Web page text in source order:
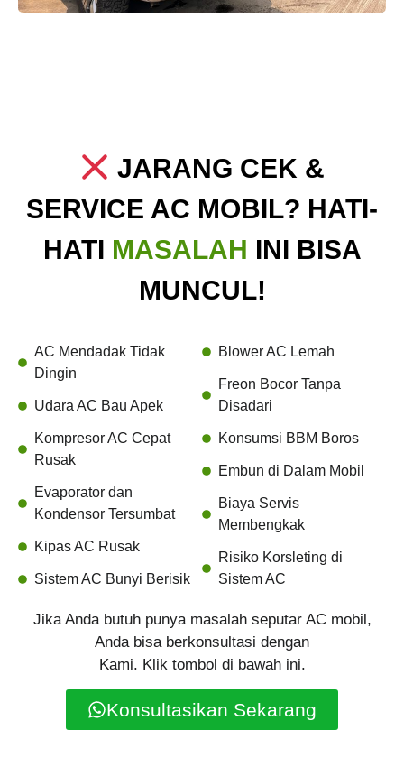
JARANG CEK &
SERVICE AC MOBIL? HATI-
HATI MASALAH INI BISA
MUNCUL!
AC Mendadak Tidak
Dingin
Udara AC Bau Apek
Kompresor AC Cepat
Rusak
Evaporator dan
Kondensor Tersumbat
Kipas AC Rusak
Sistem AC Bunyi Berisik
Blower AC Lemah
Freon Bocor Tanpa
Disadari
Konsumsi BBM Boros
Embun di Dalam Mobil
Biaya Servis
Membengkak
Risiko Korsleting di
Sistem AC
Jika Anda butuh punya masalah seputar AC mobil,
Anda bisa berkonsultasi dengan
Kami. Klik tombol di bawah ini.
Konsultasikan Sekarang